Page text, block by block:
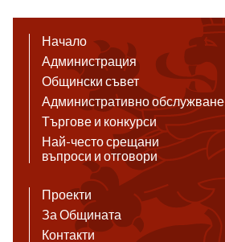
Начало
Администрация
Общински съвет
Административно обслужване
Търгове и конкурси
Най-често срещани
въпроси и отговори
Проекти
За Общината
Контакти